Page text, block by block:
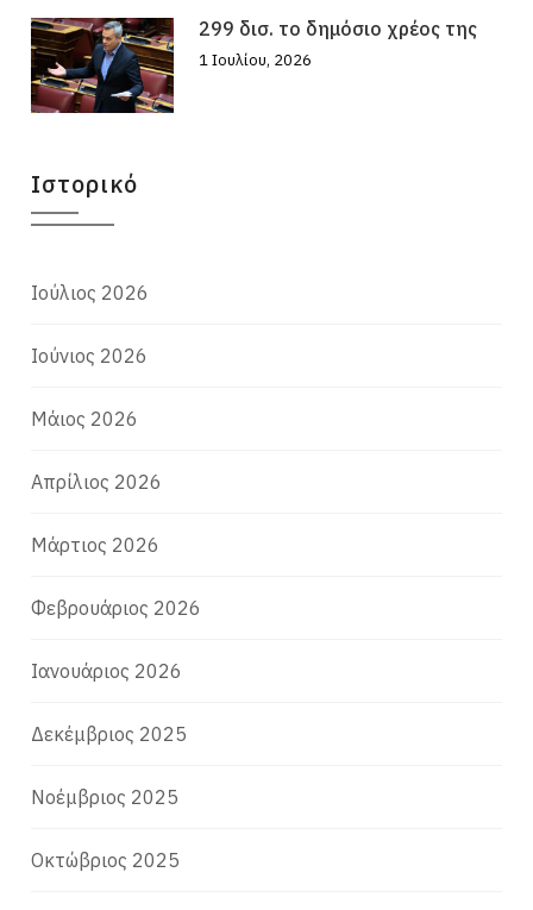
299 δισ. το δημόσιο χρέος της
1 Ιουλίου, 2026
Ιστορικό
Ιούλιος 2026
Ιούνιος 2026
Μάιος 2026
Απρίλιος 2026
Μάρτιος 2026
Φεβρουάριος 2026
Ιανουάριος 2026
Δεκέμβριος 2025
Νοέμβριος 2025
Οκτώβριος 2025